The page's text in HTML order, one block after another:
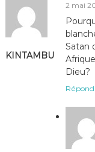
KINTAMBU
2 mai
Satan
Dieu?